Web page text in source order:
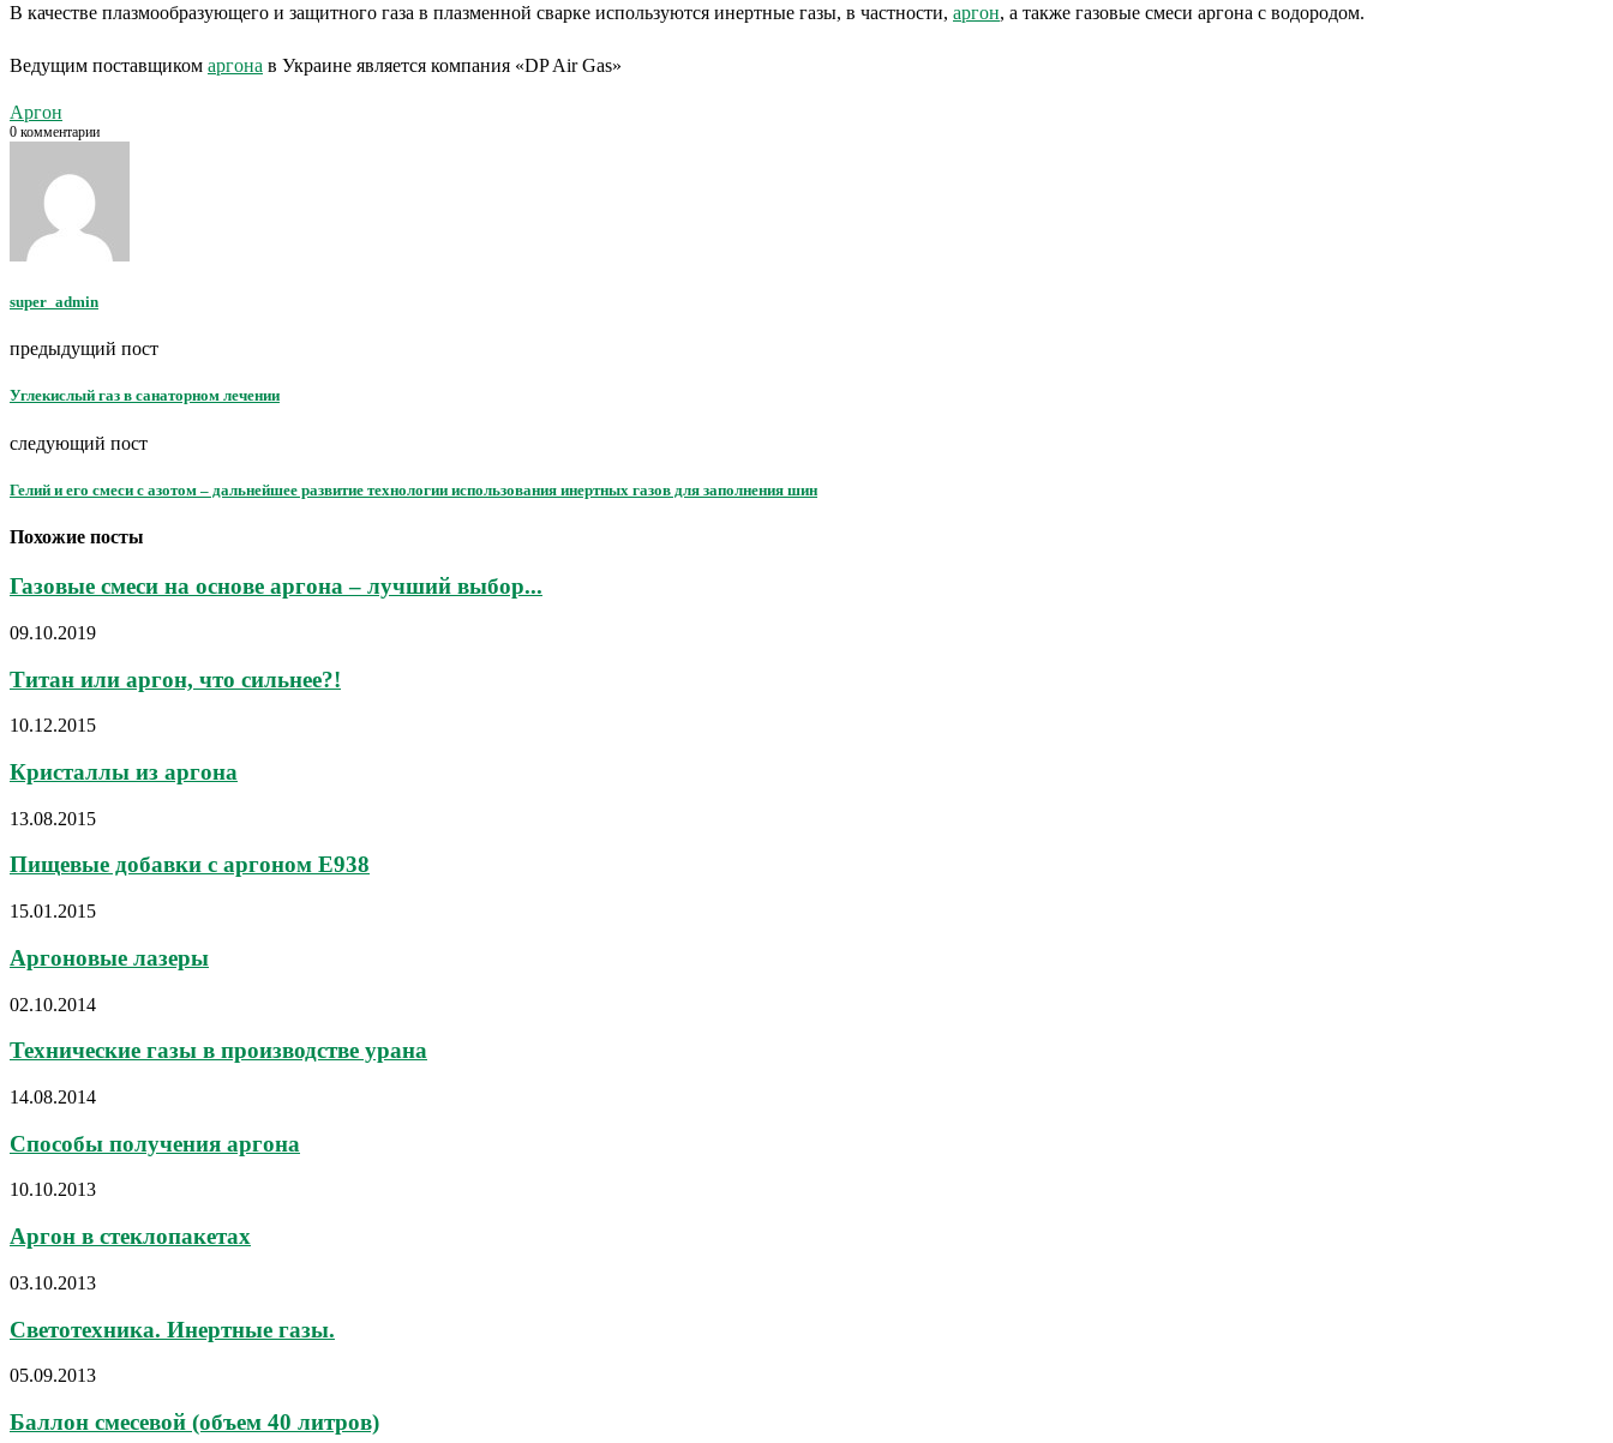
В качестве плазмообразующего и защитного газа в плазменной сварке используются инертные газы, в частности, аргон, а также газовые смеси аргона с водородом.
Ведущим поставщиком аргона в Украине является компания «DP Air Gas»
Аргон
0 комментарии
super_admin
предыдущий пост
Углекислый газ в санаторном лечении
следующий пост
Гелий и его смеси с азотом – дальнейшее развитие технологии использования инертных газов для заполнения шин
Похожие посты
Газовые смеси на основе аргона – лучший выбор...
09.10.2019
Титан или аргон, что сильнее?!
10.12.2015
Кристаллы из аргона
13.08.2015
Пищевые добавки с аргоном Е938
15.01.2015
Аргоновые лазеры
02.10.2014
Технические газы в производстве урана
14.08.2014
Способы получения аргона
10.10.2013
Аргон в стеклопакетах
03.10.2013
Светотехника. Инертные газы.
05.09.2013
Баллон смесевой (объем 40 литров)